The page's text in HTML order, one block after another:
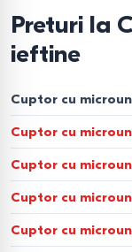
Eco Mode
—
utilizare.
Cum să
Volum- 17–20
familie, 30 L
Preturi la
ieftine
Cuptor cu
Cuptor cu
Cuptor cu
Cuptor cu
Cuptor cu